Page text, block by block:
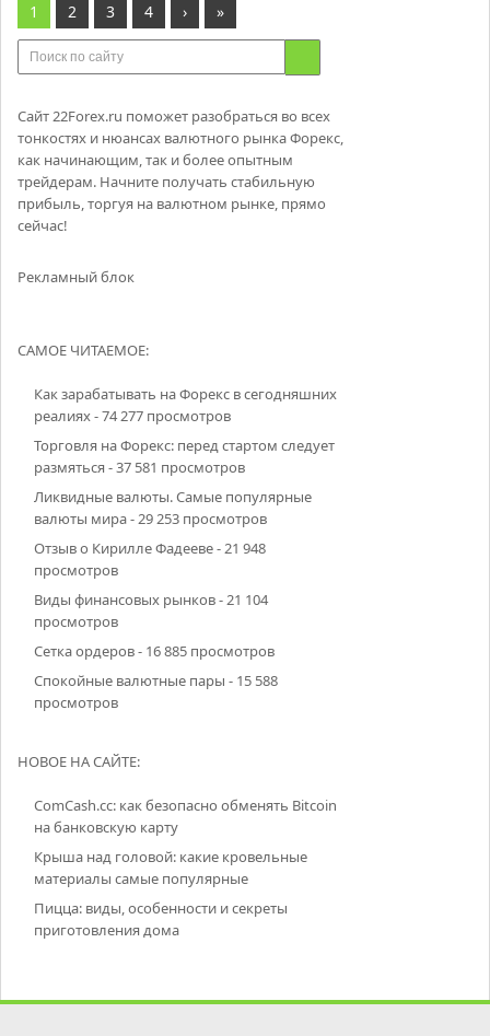
1 2 3 4 › »
Сайт 22Forex.ru поможет разобраться во всех
тонкостях и нюансах валютного рынка Форекс,
как начинающим, так и более опытным
трейдерам. Начните получать стабильную
прибыль, торгуя на валютном рынке, прямо
сейчас!
Рекламный блок
САМОЕ ЧИТАЕМОЕ:
Как зарабатывать на Форекс в сегодняшних
реалиях- 74 277 просмотров
Торговля на Форекс: перед стартом следует
размяться- 37 581 просмотров
Ликвидные валюты. Самые популярные
валюты мира- 29 253 просмотров
Отзыв о Кирилле Фадееве- 21 948
просмотров
Виды финансовых рынков- 21 104
просмотров
Сетка ордеров- 16 885 просмотров
Спокойные валютные пары - 15 588
просмотров
НОВОЕ НА САЙТЕ:
ComCash.cc: как безопасно обменять Bitcoin
на банковскую карту
Крыша над головой: какие кровельные
материалы самые популярные
Пицца: виды, особенности и секреты
приготовления дома